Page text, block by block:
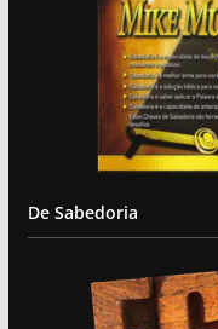
De Sabedoria